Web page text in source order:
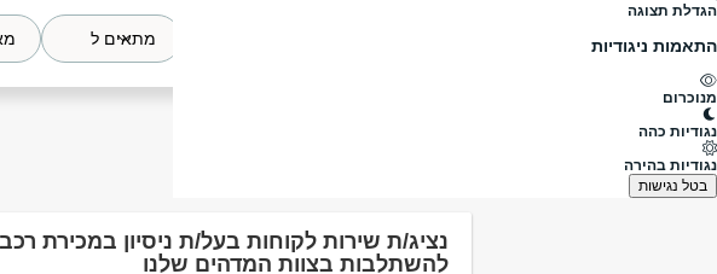
הגדלת תצוגה
התאמות ניגודיות
מנוכרום
נגודיות כהה
נגודיות בהירה
בטל נגישות
מתאים ל
נציג/ת שירות לקוחות בעל/ת ניסיון במכירת
להשתלבות בצוות המדהים שלנו